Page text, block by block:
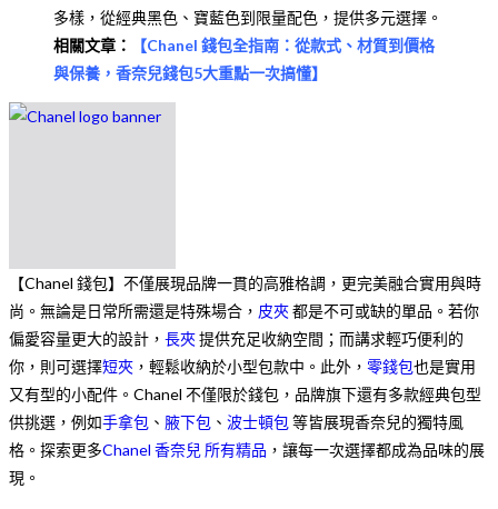
多樣，從經典黑色、寶藍色到限量配色，提供多元選擇。
相關文章：
【Chanel 錢包全指南：從款式、材質到價格
與保養，香奈兒錢包5大重點一次搞懂】
【Chanel 錢包】不僅展現品牌一貫的高雅格調，更完美融合實用與時
尚。無論是日常所需還是特殊場合， 皮夾都是不可或缺的單品。若你
偏愛容量更大的設計， 長夾提供充足收納空間；而講求輕巧便利的
你，則可選擇短夾 ，輕鬆收納於小型包款中。此外， 零錢包也是實用
又有型的小配件。Chanel 不僅限於錢包，品牌旗下還有多款經典包型
供挑選，例如手拿包 、 腋下包 、 波士頓包 等皆展現香奈兒的獨特風
格。探索更多Chanel 香奈兒 所有精品 ，讓每一次選擇都成為品味的展
現。